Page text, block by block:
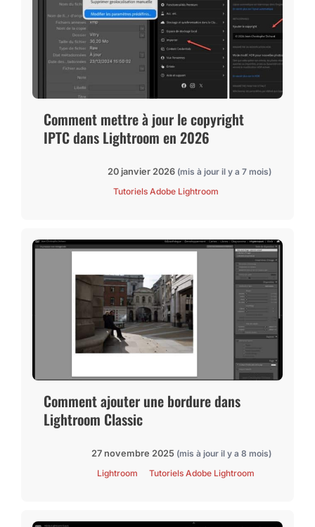
Comment mettre à jour le copyright
IPTC dans Lightroom en 2026
20 janvier 2026 (mis à jour il y a 7 mois)
Tutoriels Adobe Lightroom
Comment ajouter une bordure dans
Lightroom Classic
27 novembre 2025 (mis à jour il y a 8 mois)
Lightroom
Tutoriels Adobe Lightroom